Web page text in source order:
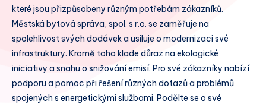
které jsou přizpůsobeny různým potřebám zákazníků.
Městská bytová správa, spol. s r.o. se zaměřuje na
spolehlivost svých dodávek a usiluje o modernizaci své
infrastruktury. Kromě toho klade důraz na ekologické
iniciativy a snahu o snižování emisí. Pro své zákazníky nabízí
podporu a pomoc při řešení různých dotazů a problémů
spojených s energetickými službami. Podělte se o své